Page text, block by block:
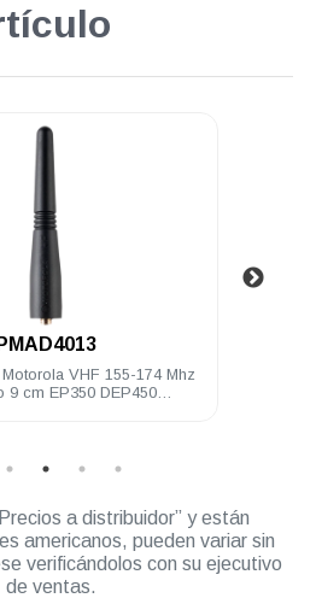
.
PMAD4013
VHF 155-174 Mhz
9 cm EP350 DEP450
a distribuidor” y están
americanos, pueden variar sin
verificándolos con su ejecutivo
de ventas.